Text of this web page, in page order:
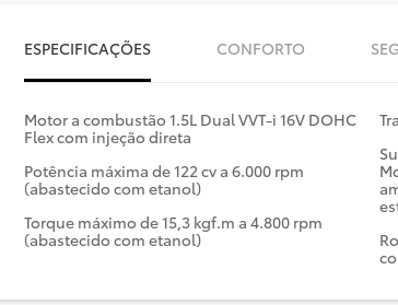
ESPECIFICAÇÕES CONFORTO
Motor a combustão 1.5L Dual VVT-i 16V DOHC
Flex com injeção direta
Potência máxima de 122 cv a 6.000 rpm
(abastecido com etanol)
Torque máximo de 15,3 kgf.m a 4.800 rpm
(abastecido com etanol)